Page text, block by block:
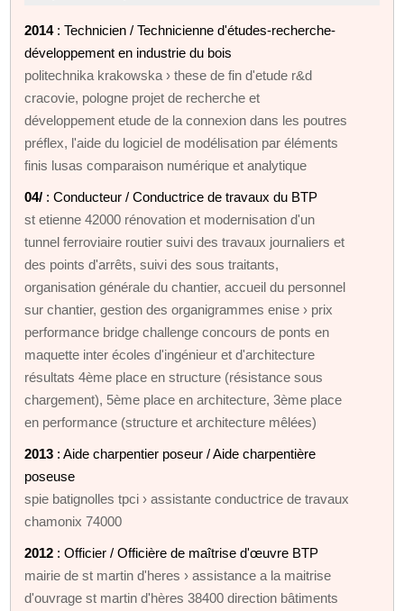
2014: Technicien / Technicienne d'études-recherche-
développement en industrie du bois
politechnika krakowska › these de fin d'etude r&d
cracovie, pologne projet de recherche et
développement etude de la connexion dans les poutres
préflex, l'aide du logiciel de modélisation par éléments
finis lusas comparaison numérique et analytique
04/ : Conducteur / Conductrice de travaux du BTP
st etienne 42000 rénovation et modernisation d'un
tunnel ferroviaire routier suivi des travaux journaliers et
des points d'arrêts, suivi des sous traitants,
organisation générale du chantier, accueil du personnel
sur chantier, gestion des organigrammes enise › prix
performance bridge challenge concours de ponts en
maquette inter écoles d'ingénieur et d'architecture
résultats 4ème place en structure (résistance sous
chargement), 5ème place en architecture, 3ème place
en performance (structure et architecture mêlées)
2013 : Aide charpentier poseur / Aide charpentière
poseuse
spie batignolles tpci › assistante conductrice de travaux
chamonix 74000
2012 : Officier / Officière de maîtrise d'œuvre BTP
mairie de st martin d'heres › assistance a la maitrise
d'ouvrage st martin d'hères 38400 direction bâtiments